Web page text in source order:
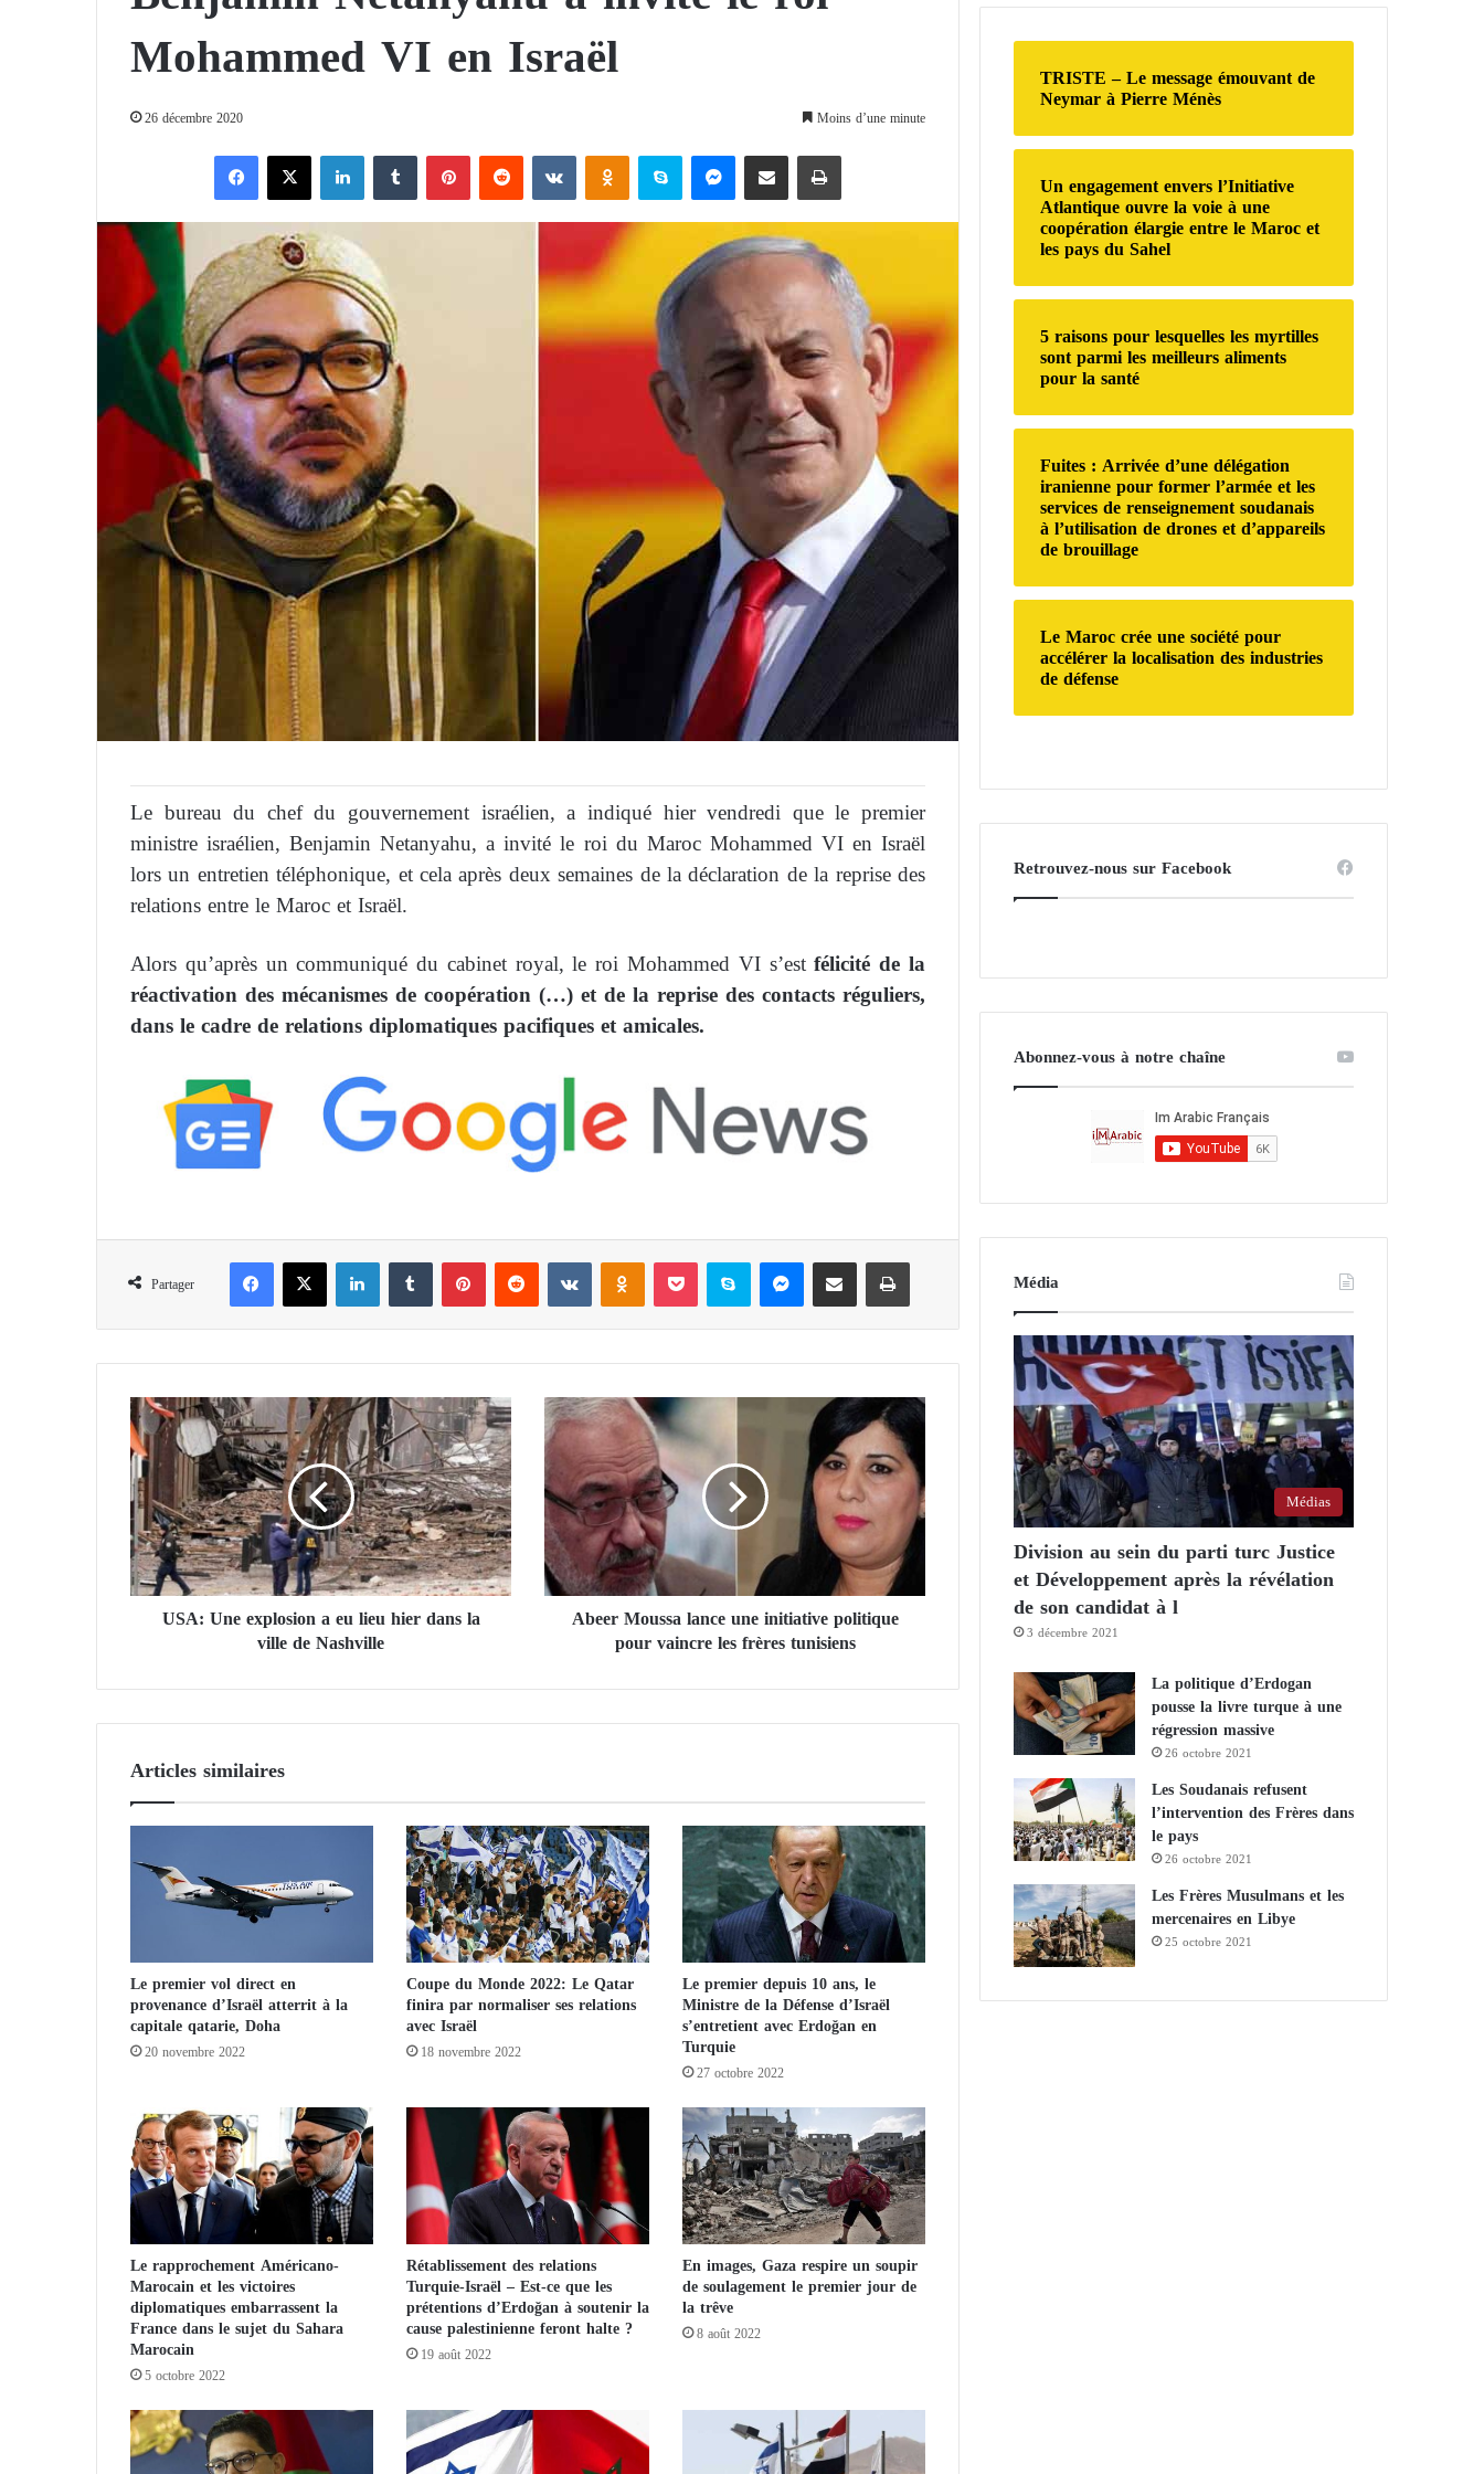
Mohammed VI en Israël
26 décembre 2020 Moins d’une minute
X
Le bureau du chef du gouvernement israélien, a indiqué hier vendredi que le premier
ministre israélien, Benjamin Netanyahu, a invité le roi du Maroc Mohammed VI en Israël
lors un entretien téléphonique, et cela après deux semaines de la déclaration de la reprise des
relations entre le Maroc et Israël.
Alors qu’après un communiqué du cabinet royal, le roi Mohammed VI s’estfélicité de la
réactivation des mécanismes de coopération (…) et de la reprise des contacts réguliers,
dans le cadre de relations diplomatiques pacifiques et amicales.
Partager
Facebook X Linkedin Tumblr Pinterest Reddit VKontakte Odnoklassniki Pocket Skype Messenger Partager par email Imprimer
U
S
A
:
U
n
e
e
x
s
o
n
a
e
u
i
i
e
r
d
a
a
v
i
l
e
d
e
N
a
s
h
v
i
USA: Une explosion a eu lieu hier dans la
ville de Nashville
A
b
e
e
r
M
o
u
s
a
c
n
e
i
n
i
t
i
a
t
i
o
l
i
t
i
q
u
e
p
o
u
a
Abeer Moussa lance une initiative politique
pour vaincre les frères tunisiens
Articles similaires
Le premier vol direct en
provenance d’Israël atterrit à la
capitale qatarie, Doha
20 novembre 2022
Coupe du Monde 2022: Le Qatar
finira par normaliser ses relations
avec Israël
18 novembre 2022
Le premier depuis 10 ans, le
Ministre de la Défense d’Israël
s’entretient avec Erdoğan en
Turquie
27 octobre 2022
Le rapprochement Américano-
Marocain et les victoires
diplomatiques embarrassent la
France dans le sujet du Sahara
Marocain
5 octobre 2022
Rétablissement des relations
Turquie-Israël – Est-ce que les
prétentions d’Erdoğan à soutenir la
cause palestinienne feront halte ?
19 août 2022
En images, Gaza respire un soupir
de soulagement le premier jour de
la trêve
8 août 2022
c
h
e
TRISTE – Le message émouvant de
Neymar à Pierre Ménès
Un engagement envers l’Initiative
Atlantique ouvre la voie à une
coopération élargie entre le Maroc et
les pays du Sahel
5 raisons pour lesquelles les myrtilles
sont parmi les meilleurs aliments
pour la santé
Fuites : Arrivée d’une délégation
iranienne pour former l’armée et les
services de renseignement soudanais
à l’utilisation de drones et d’appareils
de brouillage
Le Maroc crée une société pour
accélérer la localisation des industries
de défense
Retrouvez-nous sur Facebook
Abonnez-vous à notre chaîne
Média
Médias
Division au sein du parti turc Justice
et Développement après la révélation
de son candidat à l
3 décembre 2021
La politique d’Erdogan
pousse la livre turque à une
régression massive
26 octobre 2021
Les Soudanais refusent
l’intervention des Frères dans
le pays
26 octobre 2021
Les Frères Musulmans et les
mercenaires en Libye
25 octobre 2021